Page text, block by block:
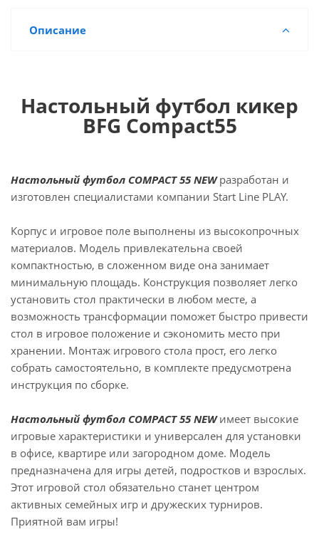
Описание
Настольный футбол кикер
BFG Compact55
Настольный футбол COMPACT 55 NEWразработан и
изготовлен специалистами компании Start Line PLAY.
Корпус и игровое поле выполнены из высокопрочных
материалов. Модель привлекательна своей
компактностью, в сложенном виде она занимает
минимальную площадь. Конструкция позволяет легко
установить стол практически в любом месте, а
возможность трансформации поможет быстро привести
стол в игровое положение и сэкономить место при
хранении. Монтаж игрового стола прост, его легко
собрать самостоятельно, в комплекте предусмотрена
инструкция по сборке.
Настольный футбол COMPACT 55 NEWимеет высокие
игровые характеристики и универсален для установки
в офисе, квартире или загородном доме. Модель
предназначена для игры детей, подростков и взрослых.
Этот игровой стол обязательно станет центром
активных семейных игр и дружеских турниров.
Приятной вам игры!